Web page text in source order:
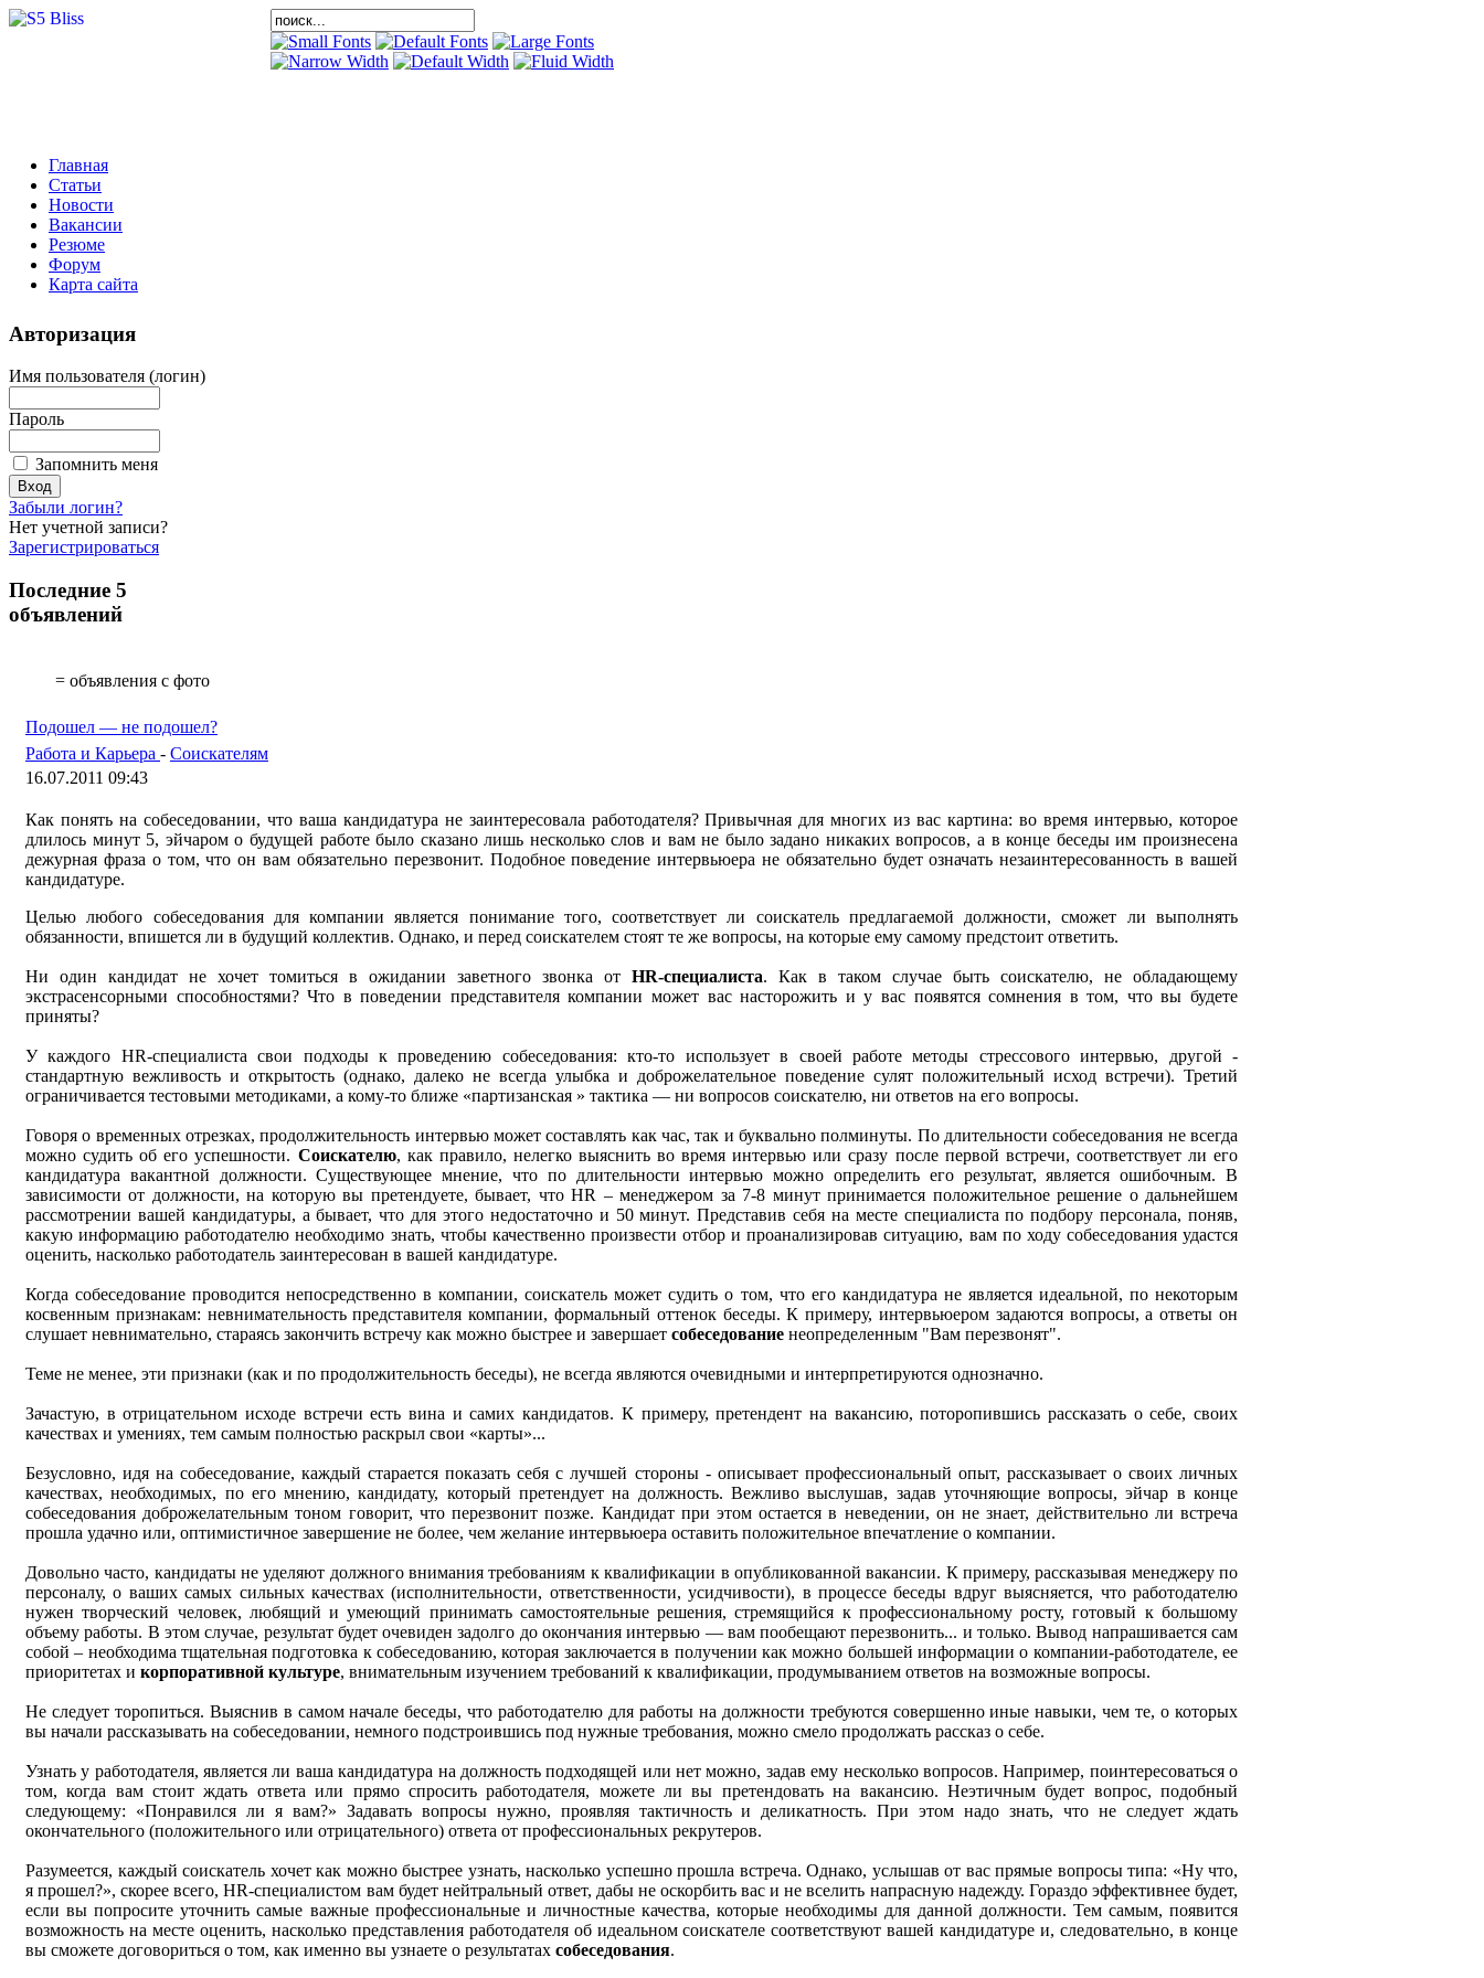
Главная
Статьи
Новости
Вакансии
Резюме
Форум
Карта сайта
Авторизация
Имя пользователя (логин)
Пароль
Запомнить меня
Забыли логин?
Нет учетной записи?
Зарегистрироваться
Последние 5
объявлений
= объявления с фото
Подошел — не подошел?
Работа и Карьера - Соискателям
16.07.2011 09:43
Как понять на собеседовании, что ваша кандидатура не заинтересовала работодателя? Привычная для многих из вас картина: во время интервью, которое
длилось минут 5, эйчаром о будущей работе было сказано лишь несколько слов и вам не было задано никаких вопросов, а в конце беседы им произнесена
дежурная фраза о том, что он вам обязательно перезвонит. Подобное поведение интервьюера не обязательно будет означать незаинтересованность в вашей
кандидатуре.
Целью любого собеседования для компании является понимание того, соответствует ли соискатель предлагаемой должности, сможет ли выполнять
обязанности, впишется ли в будущий коллектив. Однако, и перед соискателем стоят те же вопросы, на которые ему самому предстоит ответить.
Ни один кандидат не хочет томиться в ожидании заветного звонка от HR-специалиста. Как в таком случае быть соискателю, не обладающему
экстрасенсорными способностями? Что в поведении представителя компании может вас насторожить и у вас появятся сомнения в том, что вы будете
приняты?
У каждого HR-специалиста свои подходы к проведению собеседования: кто-то использует в своей работе методы стрессового интервью, другой -
стандартную вежливость и открытость (однако, далеко не всегда улыбка и доброжелательное поведение сулят положительный исход встречи). Третий
ограничивается тестовыми методиками, а кому-то ближе «партизанская » тактика — ни вопросов соискателю, ни ответов на его вопросы.
Говоря о временных отрезках, продолжительность интервью может составлять как час, так и буквально полминуты. По длительности собеседования не всегда
можно судить об его успешности. Соискателю, как правило, нелегко выяснить во время интервью или сразу после первой встречи, соответствует ли его
кандидатура вакантной должности. Существующее мнение, что по длительности интервью можно определить его результат, является ошибочным. В
зависимости от должности, на которую вы претендуете, бывает, что HR – менеджером за 7-8 минут принимается положительное решение о дальнейшем
рассмотрении вашей кандидатуры, а бывает, что для этого недостаточно и 50 минут. Представив себя на месте специалиста по подбору персонала, поняв,
какую информацию работодателю необходимо знать, чтобы качественно произвести отбор и проанализировав ситуацию, вам по ходу собеседования удастся
оценить, насколько работодатель заинтересован в вашей кандидатуре.
Когда собеседование проводится непосредственно в компании, соискатель может судить о том, что его кандидатура не является идеальной, по некоторым
косвенным признакам: невнимательность представителя компании, формальный оттенок беседы. К примеру, интервьюером задаются вопросы, а ответы он
слушает невнимательно, стараясь закончить встречу как можно быстрее и завершает собеседование неопределенным "Вам перезвонят".
Теме не менее, эти признаки (как и по продолжительность беседы), не всегда являются очевидными и интерпретируются однозначно.
Зачастую, в отрицательном исходе встречи есть вина и самих кандидатов. К примеру, претендент на вакансию, поторопившись рассказать о себе, своих
качествах и умениях, тем самым полностью раскрыл свои «карты»...
Безусловно, идя на собеседование, каждый старается показать себя с лучшей стороны - описывает профессиональный опыт, рассказывает о своих личных
качествах, необходимых, по его мнению, кандидату, который претендует на должность. Вежливо выслушав, задав уточняющие вопросы, эйчар в конце
собеседования доброжелательным тоном говорит, что перезвонит позже. Кандидат при этом остается в неведении, он не знает, действительно ли встреча
прошла удачно или, оптимистичное завершение не более, чем желание интервьюера оставить положительное впечатление о компании.
Довольно часто, кандидаты не уделяют должного внимания требованиям к квалификации в опубликованной вакансии. К примеру, рассказывая менеджеру по
персоналу, о ваших самых сильных качествах (исполнительности, ответственности, усидчивости), в процессе беседы вдруг выясняется, что работодателю
нужен творческий человек, любящий и умеющий принимать самостоятельные решения, стремящийся к профессиональному росту, готовый к большому
объему работы. В этом случае, результат будет очевиден задолго до окончания интервью — вам пообещают перезвонить... и только. Вывод напрашивается сам
собой – необходима тщательная подготовка к собеседованию, которая заключается в получении как можно большей информации о компании-работодателе, ее
приоритетах и корпоративной культуре, внимательным изучением требований к квалификации, продумыванием ответов на возможные вопросы.
Не следует торопиться. Выяснив в самом начале беседы, что работодателю для работы на должности требуются совершенно иные навыки, чем те, о которых
вы начали рассказывать на собеседовании, немного подстроившись под нужные требования, можно смело продолжать рассказ о себе.
Узнать у работодателя, является ли ваша кандидатура на должность подходящей или нет можно, задав ему несколько вопросов. Например, поинтересоваться о
том, когда вам стоит ждать ответа или прямо спросить работодателя, можете ли вы претендовать на вакансию. Неэтичным будет вопрос, подобный
следующему: «Понравился ли я вам?» Задавать вопросы нужно, проявляя тактичность и деликатность. При этом надо знать, что не следует ждать
окончательного (положительного или отрицательного) ответа от профессиональных рекрутеров.
Разумеется, каждый соискатель хочет как можно быстрее узнать, насколько успешно прошла встреча. Однако, услышав от вас прямые вопросы типа: «Ну что,
я прошел?», скорее всего, HR-специалистом вам будет нейтральный ответ, дабы не оскорбить вас и не вселить напрасную надежду. Гораздо эффективнее будет,
если вы попросите уточнить самые важные профессиональные и личностные качества, которые необходимы для данной должности. Тем самым, появится
возможность на месте оценить, насколько представления работодателя об идеальном соискателе соответствуют вашей кандидатуре и, следовательно, в конце
вы сможете договориться о том, как именно вы узнаете о результатах собеседования.